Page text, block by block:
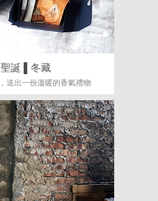
聖誕 ▌冬藏
送出一份溫暖的香氣禮物